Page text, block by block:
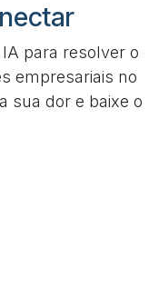
para resolver o
empresariais no
sua dor e baixe o